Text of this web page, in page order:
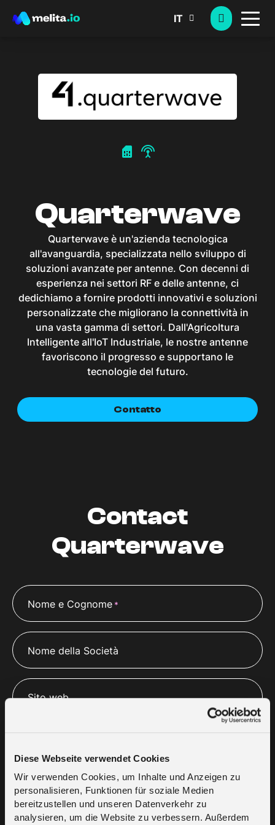
Diese Webseite verwendet Cookies
Wir verwenden Cookies, um Inhalte und Anzeigen zu
personalisieren, Funktionen für soziale Medien
bereitzustellen und unseren Datenverkehr zu
analysieren, um die Website zu verbessern. Außerdem
IT
sim_card settings_input_antenna
Quarterwave
Quarterwave è un'azienda tecnologica
all'avanguardia, specializzata nello sviluppo di
soluzioni avanzate per antenne. Con decenni di
esperienza nei settori RF e delle antenne, ci
dedichiamo a fornire prodotti innovativi e soluzioni
personalizzate che migliorano la connettività in
una vasta gamma di settori. Dall'Agricoltura
Intelligente all'IoT Industriale, le nostre antenne
favoriscono il progresso e supportano le
tecnologie del futuro.
Contatto
Contact
Quarterwave
Nome e Cognome *
Nome della Società
Sito web
Numero di telefono *